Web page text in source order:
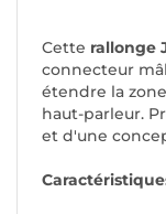
Cette rallonge
connecteur
étendre la
haut-parleur.
et d'une